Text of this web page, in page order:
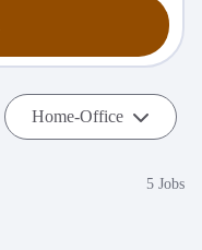
Home-Office
5 Jobs